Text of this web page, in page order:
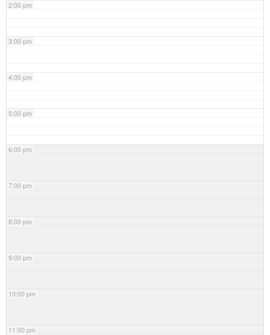
2:00 pm
3:00 pm
4:00 pm
5:00 pm
6:00 pm
7:00 pm
8:00 pm
9:00 pm
10:00 pm
11:00 pm